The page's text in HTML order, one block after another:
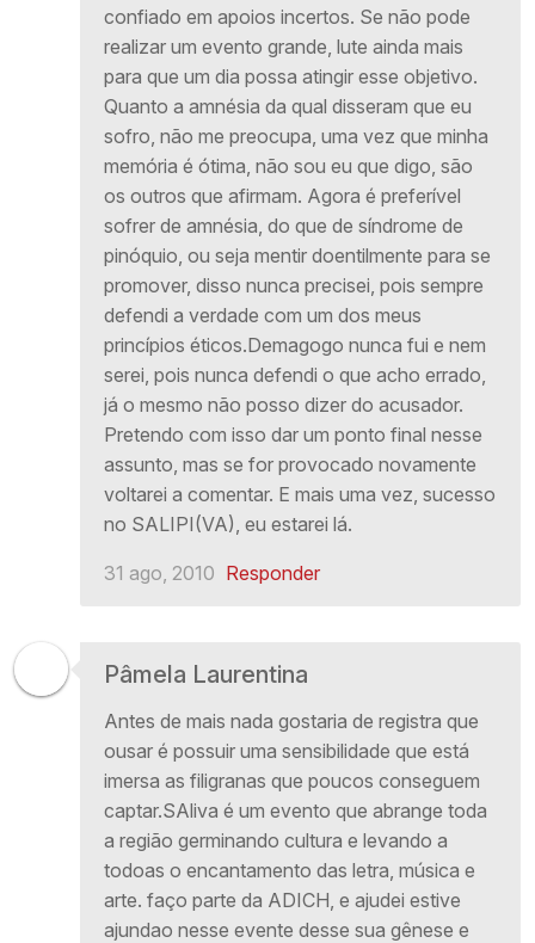
confiado em apoios incertos. Se não pode
realizar um evento grande, lute ainda mais
para que um dia possa atingir esse objetivo.
Quanto a amnésia da qual disseram que eu
sofro, não me preocupa, uma vez que minha
memória é ótima, não sou eu que digo, são
os outros que afirmam. Agora é preferível
sofrer de amnésia, do que de síndrome de
pinóquio, ou seja mentir doentilmente para se
promover, disso nunca precisei, pois sempre
defendi a verdade com um dos meus
princípios éticos.Demagogo nunca fui e nem
serei, pois nunca defendi o que acho errado,
já o mesmo não posso dizer do acusador.
Pretendo com isso dar um ponto final nesse
assunto, mas se for provocado novamente
voltarei a comentar. E mais uma vez, sucesso
no SALIPI(VA), eu estarei lá.
31 ago, 2010 Responder
Pâmela Laurentina
Antes de mais nada gostaria de registra que
ousar é possuir uma sensibilidade que está
imersa as filigranas que poucos conseguem
captar.SAliva é um evento que abrange toda
a região germinando cultura e levando a
todoas o encantamento das letra, música e
arte. faço parte da ADICH, e ajudei estive
ajundao nesse evente desse sua gênese e